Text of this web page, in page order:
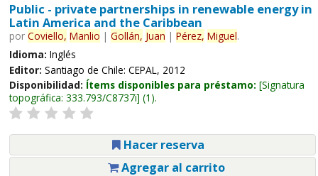
Public - private partnerships in renewable energy in
Latin America and the Caribbean
por Coviello, Manlio | Gollán, Juan | Pérez, Miguel.
Idioma: Inglés
Editor: Santiago de Chile: CEPAL, 2012
Disponibilidad: Ítems disponibles para préstamo: Signatura
topográfica: 333.793/C8737i (1).
Hacer reserva
Agregar al carrito